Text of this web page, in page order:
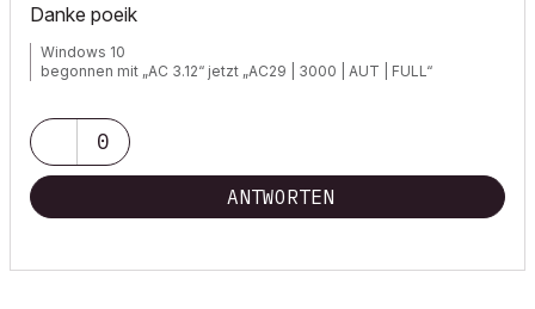
Danke poeik
Windows 10
begonnen mit „AC 3.12“ jetzt „AC29 | 3000 | AUT | FULL“
0
ANTWORTEN